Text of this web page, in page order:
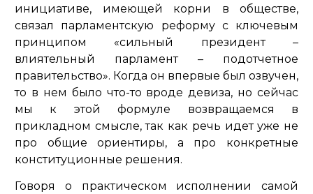
инициативе, имеющей корни в обществе,
связал парламентскую реформу с ключевым
принципом «сильный президент –
влиятельный парламент – подотчетное
правительство». Когда он впервые был озвучен,
то в нем было что-то вроде девиза, но сейчас
мы к этой формуле возвращаемся в
прикладном смысле, так как речь идет уже не
про общие ориентиры, а про конкретные
конституционные решения.
Говоря о практическом исполнении самой